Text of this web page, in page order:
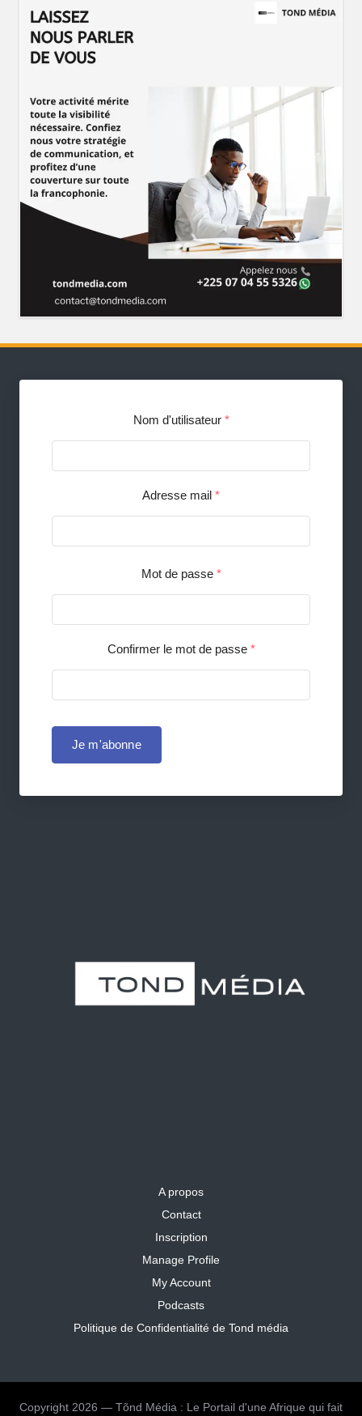
Nom d'utilisateur *
Adresse mail *
Mot de passe *
Confirmer le mot de passe *
Je m'abonne
A propos
Contact
Inscription
Manage Profile
My Account
Podcasts
Politique de Confidentialité de Tond média
Copyright 2026 — Tõnd Média : Le Portail d'une Afrique qui fait